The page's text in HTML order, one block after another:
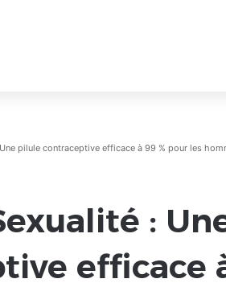
pilule contraceptive efficace à 99 % pour les
:
efficace